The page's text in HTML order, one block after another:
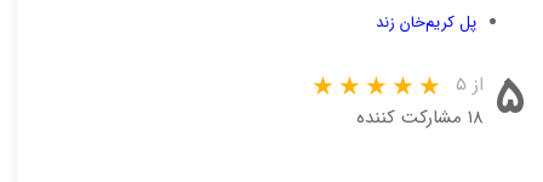
پل کریم‌خان زند
۵ از ۵
۱۸ مشارکت کننده